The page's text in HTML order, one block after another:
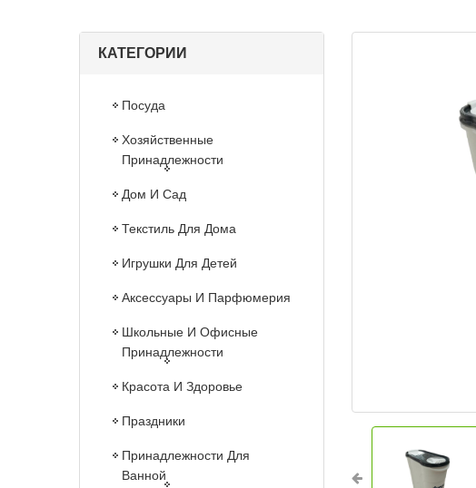
КАТЕГОРИИ
Посуда
Хозяйственные
Принадлежности
Дом И Сад
Текстиль Для Дома
Игрушки Для Детей
Аксессуары И Парфюмерия
Школьные И Офисные
Принадлежности
Красота И Здоровье
Праздники
Принадлежности Для
Ванной